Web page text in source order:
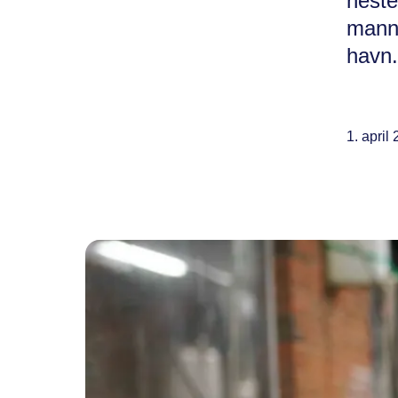
havn.
1. april